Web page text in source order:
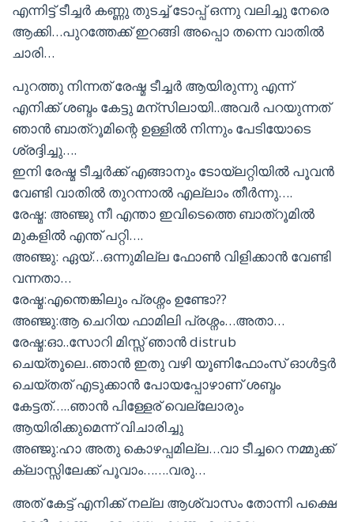
എന്നിട്ട് ടീച്ചർ കണ്ണു തുടച്ച് ടോപ്പ് ഒന്നു വലിച്ചു നേരെ
ആക്കി…പുറത്തേക്ക് ഇറങ്ങി അപ്പൊ തന്നെ വാതിൽ
ചാരി…
പുറത്തു നിന്നത് രേഷ്മ ടീച്ചർ ആയിരുന്നു എന്ന്
എനിക്ക് ശബ്ദം കേട്ടു മന്സിലായി..അവർ പറയുന്നത്
ഞാൻ ബാത്റൂമിന്റെ ഉള്ളിൽ നിന്നും പേടിയോടെ
ശ്രദ്ദിച്ചു….
ഇനി രേഷ്മ ടീച്ചർക്ക് എങ്ങാനും ടോയ്ലറ്റിയിൽ പൂവൻ
വേണ്ടി വാതിൽ തുറന്നാൽ എല്ലാം തീർന്നു….
രേഷ്മ: അഞ്ജു നീ എന്താ ഇവിടെത്തെ ബാത്‌റൂമിൽ
മുകളിൽ എന്ത് പറ്റി….
അഞ്ജു: ഏയ്…ഒന്നുമില്ല ഫോൺ വിളിക്കാൻ വേണ്ടി
വന്നതാ…
രേഷ്മ:എന്തെങ്കിലും പ്രശ്നം ഉണ്ടോ??
അഞ്ജു:ആ ചെറിയ ഫാമിലി പ്രശ്നം…അതാ…
രേഷ്മ:ഓ..സോറി മിസ്സ്‌ ഞാൻ distrub
ചെയ്തൂലെ..ഞാൻ ഇതു വഴി യൂണിഫോംസ് ഓൾട്ടർ
ചെയ്തത് എടുക്കാൻ പോയപ്പോഴാണ് ശബ്ദം
കേട്ടത്…..ഞാൻ പിള്ളേര് വെല്ലോരും
ആയിരിക്കുമെന്ന് വിചാരിച്ചു
അഞ്ജു:ഹാ അതു കൊഴപ്പമില്ല…വാ ടീച്ചറെ നമ്മുക്ക്
ക്ലാസ്സിലേക്ക് പൂവാം…….വരു…
അത് കേട്ട് എനിക്ക് നല്ല ആശ്വാസം തോന്നി പക്ഷെ